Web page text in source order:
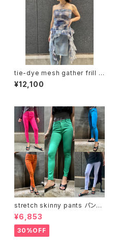
tie-dye mesh gather frill d
esign tops トップス タイダイ
メッシュ ギャザー フリル
¥12,100
stretch skinny pants パンツ
スキニー ストレッチ カラバリ
¥6,853
30%OFF